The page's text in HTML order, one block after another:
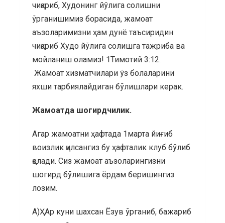
чиқариб, Худонинг йўлига солишни
ўрганишимиз борасида, жамоат
аъзоларимизни ҳам дунё таъсиридин
чиқариб Худо йўлига солишга тажриба ва
мойланиш оламиз! 1Тимотий 3:12.
Жамоат хизматчилари ўз болаларини
яхши тарбиялайдиган бўлишлари керак.
Жамоатда шогирдчилик.
Агар жамоатни ҳафтада 1марта йиғиб
воизлик қилсангиз бу ҳафталик клуб бўлиб
қолади. Сиз жамоат аъзоларингизни
шогирд бўлишига ёрдам беришингиз
лозим.
А)ҲАр куни шахсан Ёзув ўрганиб, бажариб